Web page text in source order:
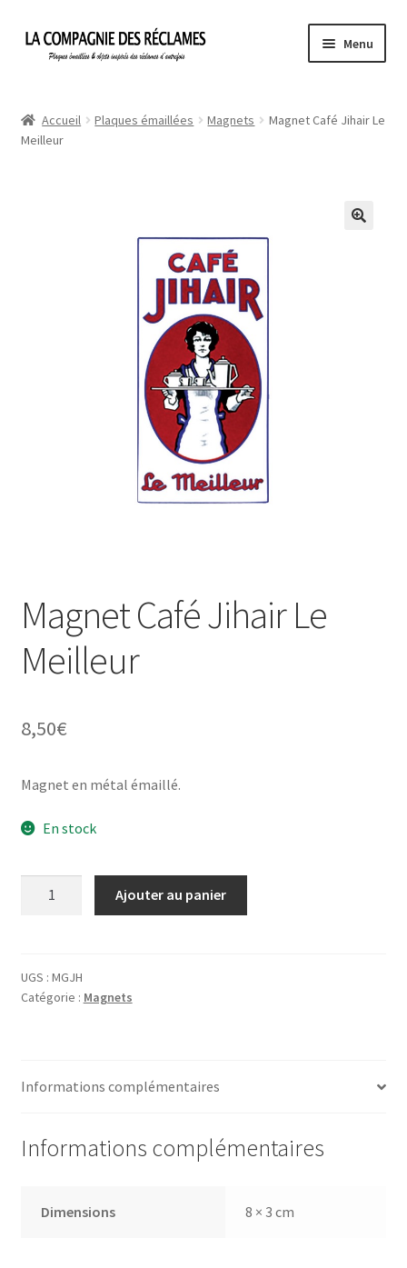
Aller
Aller
Menu
À propos de La Compagnie des Réclames
Politique de confidentialité
Une histoire de plaques émaillées
Accueil Plaques émaillées Magnets
Magnet Café Jihair Le
Meilleur
Magnet Café Jihair Le
Meilleur
8,50€
Magnet en métal émaillé.
En stock
Jihair
Le
Ajouter au panier
UGS : MGJH
Catégorie : Magnets
Informations complémentaires
Informations complémentaires
Dimensions 8 × 3 cm